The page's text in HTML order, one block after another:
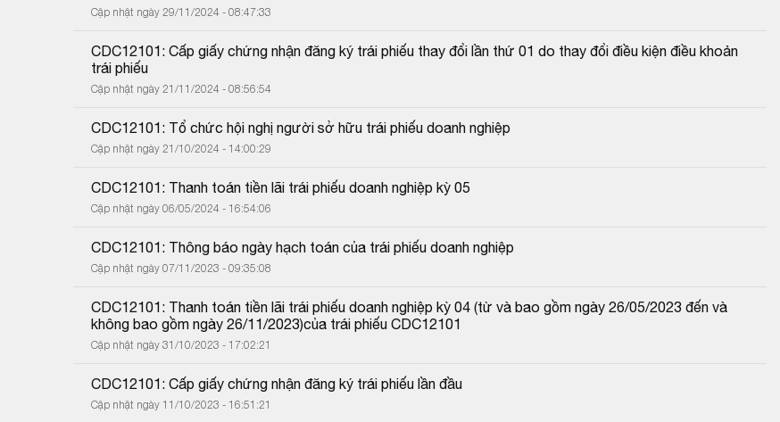
Cập nhật ngày 29/11/2024 - 08:47:33
CDC12101: Cấp giấy chứng nhận đăng ký trái phiếu thay đổi lần thứ 01 do thay đổi điều kiện điều khoản
trái phiếu
Cập nhật ngày 21/11/2024 - 08:56:54
CDC12101: Tổ chức hội nghị người sở hữu trái phiếu doanh nghiệp
Cập nhật ngày 21/10/2024 - 14:00:29
CDC12101: Thanh toán tiền lãi trái phiếu doanh nghiệp kỳ 05
Cập nhật ngày 06/05/2024 - 16:54:06
CDC12101: Thông báo ngày hạch toán của trái phiếu doanh nghiệp
Cập nhật ngày 07/11/2023 - 09:35:08
CDC12101: Thanh toán tiền lãi trái phiếu doanh nghiệp kỳ 04 (từ và bao gồm ngày 26/05/2023 đến và
không bao gồm ngày 26/11/2023)của trái phiếu CDC12101
Cập nhật ngày 31/10/2023 - 17:02:21
CDC12101: Cấp giấy chứng nhận đăng ký trái phiếu lần đầu
Cập nhật ngày 11/10/2023 - 16:51:21